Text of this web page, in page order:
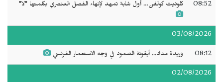
08:52 كلوديت كولفن… أول شابة تمهد لإنهاء الفصل العنصري بكلمتها "لا"
03/08/2026
08:12 وريدة مداد... أيقونة الصمود في وجه الاستعمار الفرنسي
02/08/2026